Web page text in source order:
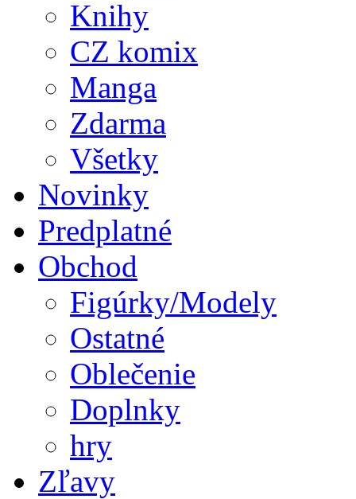
Knihy
CZ komix
Manga
Zdarma
Všetky
Novinky
Predplatné
Obchod
Figúrky/Modely
Ostatné
Oblečenie
Doplnky
hry
Zľavy